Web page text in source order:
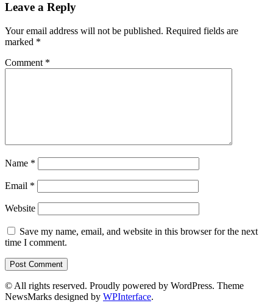
Leave a Reply
Your email address will not be published. Required fields are
marked *
Comment *
Name *
Email *
Website
Save my name, email, and website in this browser for the next
time I comment.
© All rights reserved. Proudly powered by WordPress. Theme
NewsMarks designed by WPInterface.